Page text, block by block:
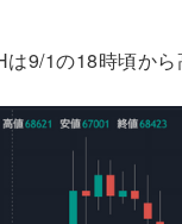
9/1の18時頃から